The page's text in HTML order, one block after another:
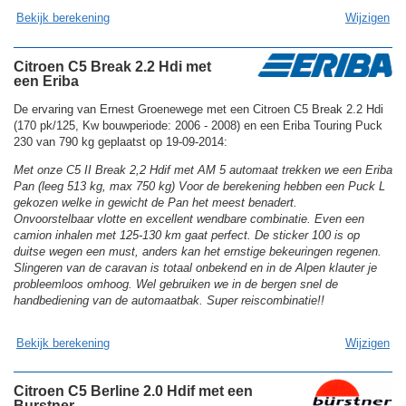
Bekijk berekening Wijzigen
Citroen C5 Break 2.2 Hdi met
een Eriba
De ervaring van Ernest Groenewege met een Citroen C5 Break 2.2 Hdi
(170 pk/125, Kw bouwperiode: 2006 - 2008) en een Eriba Touring Puck
230 van 790 kg geplaatst op 19-09-2014:
Met onze C5 II Break 2,2 Hdif met AM 5 automaat trekken we een Eriba
Pan (leeg 513 kg, max 750 kg) Voor de berekening hebben een Puck L
gekozen welke in gewicht de Pan het meest benadert.
Onvoorstelbaar vlotte en excellent wendbare combinatie. Even een
camion inhalen met 125-130 km gaat perfect. De sticker 100 is op
duitse wegen een must, anders kan het ernstige bekeuringen regenen.
Slingeren van de caravan is totaal onbekend en in de Alpen klauter je
probleemloos omhoog. Wel gebruiken we in de bergen snel de
handbediening van de automaatbak. Super reiscombinatie!!
Bekijk berekening Wijzigen
Citroen C5 Berline 2.0 Hdif met een